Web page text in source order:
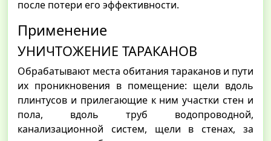
после потери его эффективности.
Применение
УНИЧТОЖЕНИЕ ТАРАКАНОВ
Обрабатывают места обитания тараканов и пути
их проникновения в помещение: щели вдоль
плинтусов и прилегающие к ним участки стен и
пола, вдоль труб водопроводной,
канализационной систем, щели в стенах, за